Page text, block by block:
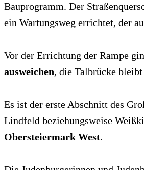
Bauprogramm. Der
ein Wartungsweg errichtet, der
Vor der Errichtung der Rampe
ausweichen, die Talbrücke
Es ist der erste Abschnitt des
Lindfeld beziehungsweise
Obersteiermark West.